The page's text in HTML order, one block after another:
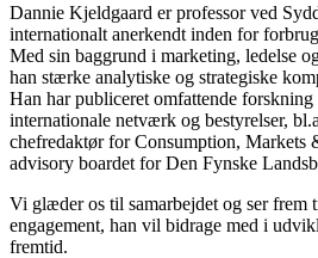
Dannie Kjeldgaard er professor ved
internationalt anerkendt inden for
Med sin baggrund i marketing, ledelse
han stærke analytiske og strategiske
Han har publiceret omfattende
internationale netværk og bestyrelser,
chefredaktør for Consumption, Markets
advisory boardet for Den Fynske
Vi glæder os til samarbejdet og ser frem
engagement, han vil bidrage med i
fremtid.